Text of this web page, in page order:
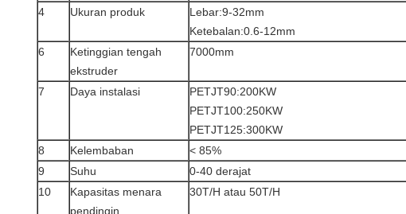
4
Ukuran produk
Lebar:9-32mm
Ketebalan:0.6-12mm
6
Ketinggian tengah
ekstruder
7000mm
7 Daya instalasi
PETJT90:200KW
PETJT100:250KW
PETJT125:300KW
8
Kelembaban
< 85%
9
Suhu
0-40 derajat
10
Kapasitas menara
pendingin
30T/H atau 50T/H